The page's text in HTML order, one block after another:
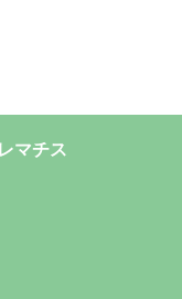
マチス